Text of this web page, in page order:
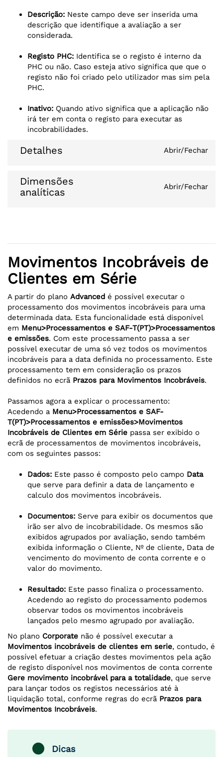
Descrição: Neste campo deve ser inserida uma
descrição que identifique a avaliação a ser
considerada.
Registo PHC: Identifica se o registo é interno da
PHC ou não. Caso esteja ativo significa que que o
registo não foi criado pelo utilizador mas sim pela
PHC.
Inativo: Quando ativo significa que a aplicação não
irá ter em conta o registo para executar as
incobrabilidades.
Detalhes Abrir/Fechar
Dimensões
analíticas
Abrir/Fechar
Movimentos Incobráveis de
Clientes em Série
A partir do plano Advanced é possível executar o
processamento dos movimentos incobráveis para uma
determinada data. Esta funcionalidade está disponível
em Menu>Processamentos e SAF-T(PT)>Processamentos
e emissões. Com este processamento passa a ser
possível executar de uma só vez todos os movimentos
incobráveis para a data definida no processamento. Este
processamento tem em consideração os prazos
definidos no ecrã Prazos para Movimentos Incobráveis.
Passamos agora a explicar o processamento:
Acedendo a Menu>Processamentos e SAF-
T(PT)>Processamentos e emissões>Movimentos
Incobráveis de Clientes em Série passa ser exibido o
ecrã de processamentos de movimentos incobráveis,
com os seguintes passos:
Dados: Este passo é composto pelo campo Data
que serve para definir a data de lançamento e
calculo dos movimentos incobráveis.
Documentos: Serve para exibir os documentos que
irão ser alvo de incobrabilidade. Os mesmos são
exibidos agrupados por avaliação, sendo também
exibida informação o Cliente, Nº de cliente, Data de
vencimento do movimento de conta corrente e o
valor do movimento.
Resultado: Este passo finaliza o processamento.
Acedendo ao registo do processamento podemos
observar todos os movimentos incobráveis
lançados pelo mesmo agrupado por avaliação.
No plano Corporate não é possível executar a
Movimentos incobráveis de clientes em serie, contudo, é
possível efetuar a criação destes movimentos pela ação
de registo disponível nos movimentos de conta corrente
Gere movimento incobrável para a totalidade, que serve
para lançar todos os registos necessários até à
liquidação total, conforme regras do ecrã Prazos para
Movimentos Incobráveis.
Dicas